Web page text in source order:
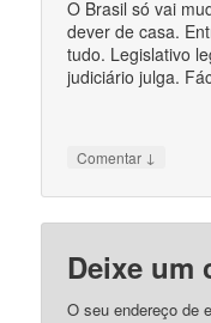
O Brasil só vai
dever de casa.
tudo. Legislativo
judiciário julga.
Comentar ↓
Deixe um
O seu endereço de